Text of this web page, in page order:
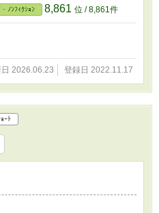
ﾉﾝﾌｨｸｼｮﾝ 8,861 位 / 8,861件
2026.06.23 登録日 2022.11.17
ｰﾄ